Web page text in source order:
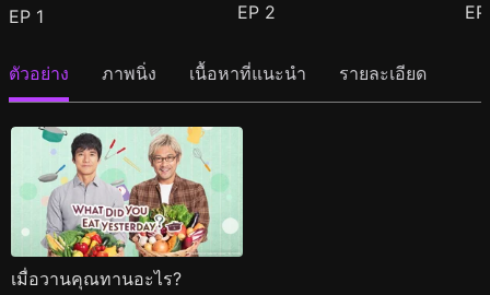
EP 1 EP 2
ตัวอย่าง ภาพนิ่ง เนื้อหาที่แนะนำ รายละเอียด
เมื่อวานคุณทานอะไร?